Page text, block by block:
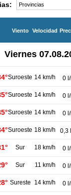
Viento Velocidad
Viernes
Suroeste 14 km/h 0
Suroeste 14 km/h 0
Suroeste 14 km/h 0
Suroeste 18 km/h 0,3
Sur 18 km/h 0
Sur 11 km/h 0
Sureste 14 km/h 0